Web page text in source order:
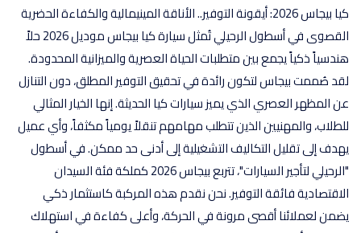
كيا بيجاس 2026: أيقونة التوفير.. الأناقة المينيمالية والكفاءة الحضرية
القصوى في أسطول الرحيلي تُمثل سيارة كيا بيجاس موديل 2026 حلاً
هندسياً ذكياً يجمع بين متطلبات الحياة العصرية والميزانية المحدودة.
لقد صُممت بيجاس لتكون رائدة في تحقيق التوفير المطلق، دون التنازل
عن المظهر العصري الذي يميز سيارات كيا الحديثة. إنها الخيار المثالي
للطلاب، والمهنيين الذين تتطلب مهامهم تنقلاً يومياً مكثفاً، وأي عميل
يهدف إلى تقليل التكاليف التشغيلية إلى أدنى حد ممكن. في أسطول
"الرحيلي لتأجير السيارات"، تتربع بيجاس 2026 كملكة فئة السيدان
الاقتصادية فائقة التوفير. نحن نقدم هذه المركبة كاستثمار ذكي
يضمن لعملائنا أقصى مرونة في الحركة، وأعلى كفاءة في استهلاك